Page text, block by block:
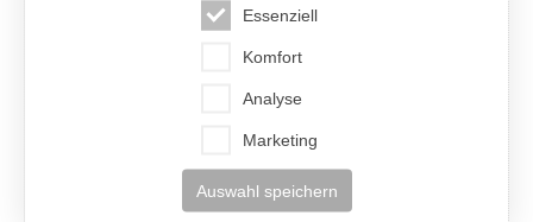
477.200
Über 477.200 aktive Mitglieder
Essenziell
Komfort
Analyse
Marketing
Auswahl speichern